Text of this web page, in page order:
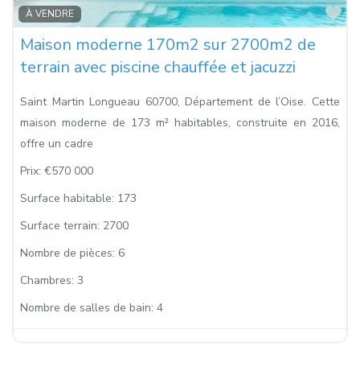
À VENDRE
Maison moderne 170m2 sur 2700m2 de
terrain avec piscine chauffée et jacuzzi
Saint Martin Longueau 60700, Département de l’Oise. Cette
maison moderne de 173 m² habitables, construite en 2016,
offre un cadre
Prix: €570 000
Surface habitable: 173
Surface terrain: 2700
Nombre de pièces: 6
Chambres: 3
Nombre de salles de bain: 4